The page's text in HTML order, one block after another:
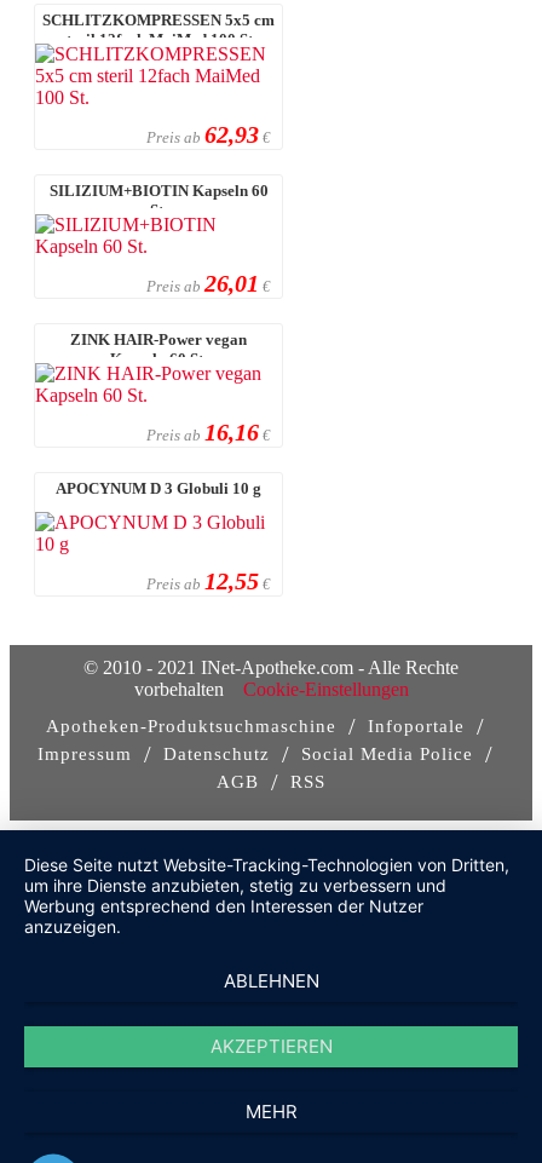
SCHLITZKOMPRESSEN 5x5 cm
steril 12fach MaiMed 100 St.
Preis ab 62,93 €
SILIZIUM+BIOTIN Kapseln 60
St.
Preis ab 26,01 €
ZINK HAIR-Power vegan
Kapseln 60 St.
Preis ab 16,16 €
APOCYNUM D 3 Globuli 10 g
Preis ab 12,55 €
© 2010 - 2021 INet-Apotheke.com - Alle Rechte
vorbehalten Cookie-Einstellungen
Apotheken-Produktsuchmaschine / Infoportale /
Impressum / Datenschutz / Social Media Police /
AGB / RSS
Diese Seite nutzt Website-Tracking-Technologien von Dritten,
um ihre Dienste anzubieten, stetig zu verbessern und
Werbung entsprechend den Interessen der Nutzer
anzuzeigen.
ABLEHNEN
AKZEPTIEREN
MEHR